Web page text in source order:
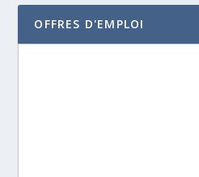
OFFRES D'EMPLOI